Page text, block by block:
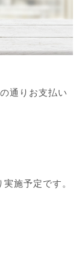
通りお支払い
施予定です。